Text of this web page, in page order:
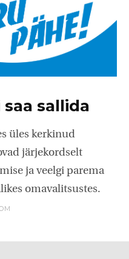
sallida
üles kerkinud
järjekordselt
ja veelgi parema
omavalitsustes.